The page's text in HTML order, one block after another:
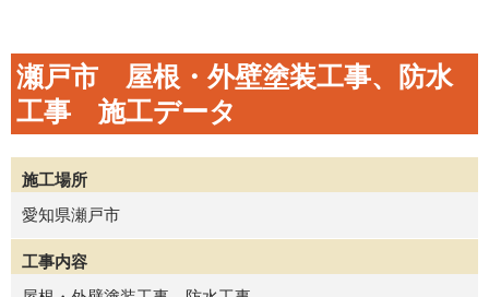
瀬戸市 屋根・外壁塗装工事、防水
工事 施工データ
施工場所
愛知県瀬戸市
工事内容